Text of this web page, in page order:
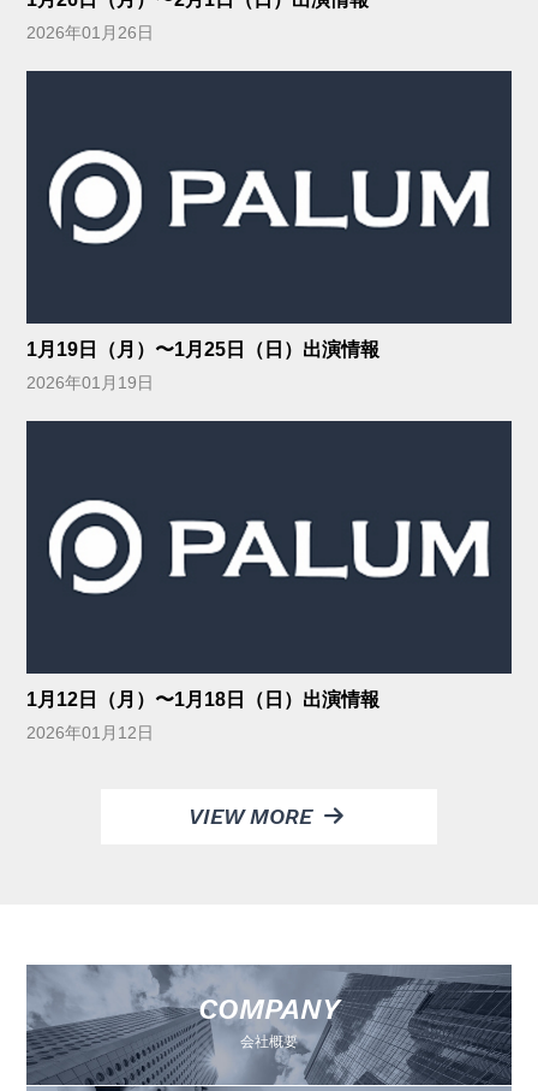
2026年01月26日
1月19日（月）〜1月25日（日）出演情報
2026年01月19日
1月12日（月）〜1月18日（日）出演情報
2026年01月12日
VIEW MORE
COMPANY
会社概要